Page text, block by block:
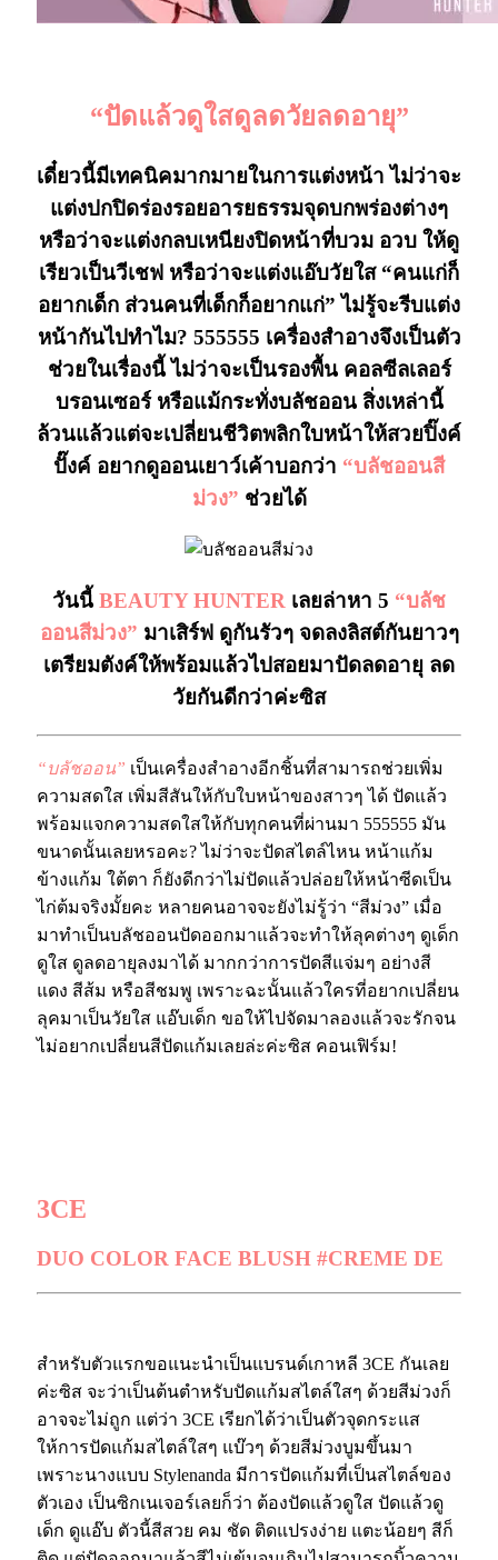
“ปัดแล้วดูใสดูลดวัยลดอายุ”
เดี๋ยวนี้มีเทคนิคมากมายในการแต่งหน้า ไม่ว่าจะ
แต่งปกปิดร่องรอยอารยธรรมจุดบกพร่องต่างๆ
หรือว่าจะแต่งกลบเหนียงปิดหน้าที่บวม อวบ ให้ดู
เรียวเป็นวีเชฟ หรือว่าจะแต่งแอ๊บวัยใส “คนแก่ก็
อยากเด็ก ส่วนคนที่เด็กก็อยากแก่” ไม่รู้จะรีบแต่ง
หน้ากันไปทำไม? 555555 เครื่องสำอางจึงเป็นตัว
ช่วยในเรื่องนี้ ไม่ว่าจะเป็นรองพื้น คอลซีลเลอร์
บรอนเซอร์ หรือแม้กระทั่งบลัชออน สิ่งเหล่านี้
ล้วนแล้วแต่จะเปลี่ยนชีวิตพลิกใบหน้าให้สวยปิ๊งค์
ปั๊งค์ อยากดูออนเยาว์เค้าบอกว่า “บลัชออนสี
ม่วง” ช่วยได้
วันนี้ BEAUTY HUNTER เลยล่าหา 5 “บลัช
ออนสีม่วง” มาเสิร์ฟ ดูกันรัวๆ จดลงลิสต์กันยาวๆ
เตรียมตังค์ให้พร้อมแล้วไปสอยมาปัดลดอายุ ลด
วัยกันดีกว่าค่ะซิส
“บลัชออน” เป็นเครื่องสำอางอีกชิ้นที่สามารถช่วยเพิ่ม
ความสดใส เพิ่มสีสันให้กับใบหน้าของสาวๆ ได้ ปัดแล้ว
พร้อมแจกความสดใสให้กับทุกคนที่ผ่านมา 555555 มัน
ขนาดนั้นเลยหรอคะ? ไม่ว่าจะปัดสไตล์ไหน หน้าแก้ม
ข้างแก้ม ใต้ตา ก็ยังดีกว่าไม่ปัดแล้วปล่อยให้หน้าซีดเป็น
ไก่ต้มจริงมั้ยคะ หลายคนอาจจะยังไม่รู้ว่า “สีม่วง” เมื่อ
มาทำเป็นบลัชออนปัดออกมาแล้วจะทำให้ลุคต่างๆ ดูเด็ก
ดูใส ดูลดอายุลงมาได้ มากกว่าการปัดสีแจ่มๆ อย่างสี
แดง สีส้ม หรือสีชมพู เพราะฉะนั้นแล้วใครที่อยากเปลี่ยน
ลุคมาเป็นวัยใส แอ๊บเด็ก ขอให้ไปจัดมาลองแล้วจะรักจน
ไม่อยากเปลี่ยนสีปัดแก้มเลยล่ะค่ะซิส คอนเฟิร์ม!
3CE
DUO COLOR FACE BLUSH #CREME DE
สำหรับตัวแรกขอแนะนำเป็นแบรนด์เกาหลี 3CE กันเลย
ค่ะซิส จะว่าเป็นต้นตำหรับปัดแก้มสไตล์ใสๆ ด้วยสีม่วงก็
อาจจะไม่ถูก แต่ว่า 3CE เรียกได้ว่าเป็นตัวจุดกระแส
ให้การปัดแก้มสไตล์ใสๆ แบ๊วๆ ด้วยสีม่วงบูมขึ้นมา
เพราะนางแบบ Stylenanda มีการปัดแก้มที่เป็นสไตล์ของ
ตัวเอง เป็นซิกเนเจอร์เลยก็ว่า ต้องปัดแล้วดูใส ปัดแล้วดู
เด็ก ดูแอ๊บ ตัวนี้สีสวย คม ชัด ติดแปรงง่าย แตะน้อยๆ สีก็